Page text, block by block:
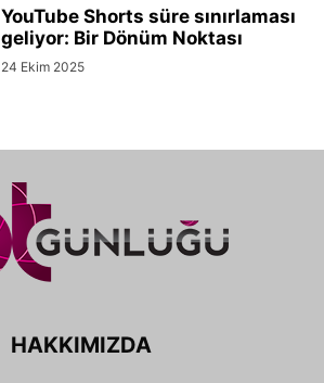
YouTube Shorts süre sınırlaması
geliyor: Bir Dönüm Noktası
24 Ekim 2025
HAKKIMIZDA